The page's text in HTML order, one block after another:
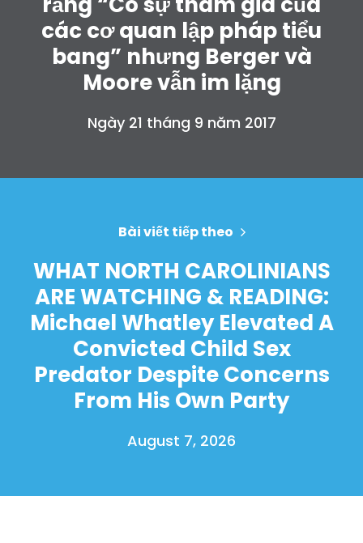
các cơ quan lập pháp tiểu
bang” nhưng Berger và
Moore vẫn im lặng
Ngày 21 tháng 9 năm 2017
Bài viết tiếp theo
WHAT NORTH CAROLINIANS
ARE WATCHING & READING:
Michael Whatley Elevated A
Convicted Child Sex
Predator Despite Concerns
From His Own Party
August 7, 2026